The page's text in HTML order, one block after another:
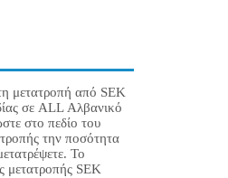
μετατροπή από SEK
σε ALL Αλβανικό
στο πεδίο του
την ποσότητα
Το
μετατροπής SEK